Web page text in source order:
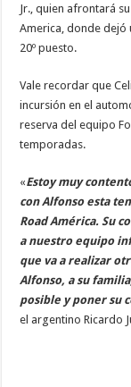
Jr., quien afrontará
America, donde dejó
20º puesto.
Vale recordar que
incursión en el
reserva del equipo
temporadas.
«Estoy muy
con Alfonso esta
Road América. Su
a nuestro equipo
que va a realizar
Alfonso, a su
posible y poner su
el argentino Ricardo